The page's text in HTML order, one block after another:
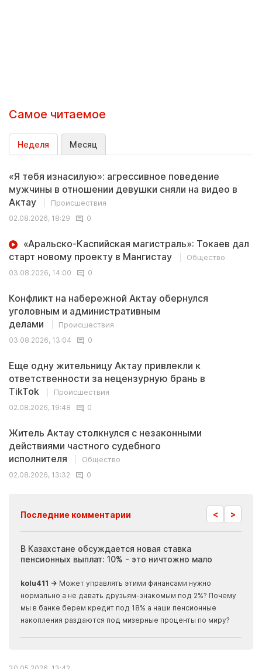
Самое читаемое
Неделя Месяц
«Я тебя изнасилую»: агрессивное поведение
мужчины в отношении девушки сняли на видео в
Актау
Происшествия
02.08.2026, 18:29
0
«Аральско-Каспийская магистраль»: Токаев дал
старт новому проекту в Мангистау
Общество
03.08.2026, 14:00
0
Конфликт на набережной Актау обернулся
уголовным и административным
делами
Происшествия
03.08.2026, 13:04
0
Еще одну жительницу Актау привлекли к
ответственности за нецензурную брань в
TikTok
Происшествия
02.08.2026, 19:48
0
Житель Актау столкнулся с незаконными
действиями частного судебного
исполнителя
Общество
02.08.2026, 13:32
0
Последние комментарии < >
В Казахстане обсуждается новая ставка
пенсионных выплат: 10% - это ничтожно мало
kolu411 → Может управлять этими финансами нужно
нормально а не давать друзьям-знакомым под 2%? Почему
мы в банке берем кредит под 18% а наши пенсионные
накопления раздаются под мизерные проценты по миру?